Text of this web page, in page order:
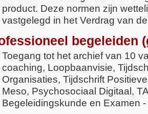
product. Deze normen zijn
vastgelegd in het Verdrag van
begeleiden
Toegang tot het archief van 10
coaching, Loopbaanvisie,
Organisaties, Tijdschrift
Meso, Psychosociaal Digitaal,
Begeleidingskunde en Examen